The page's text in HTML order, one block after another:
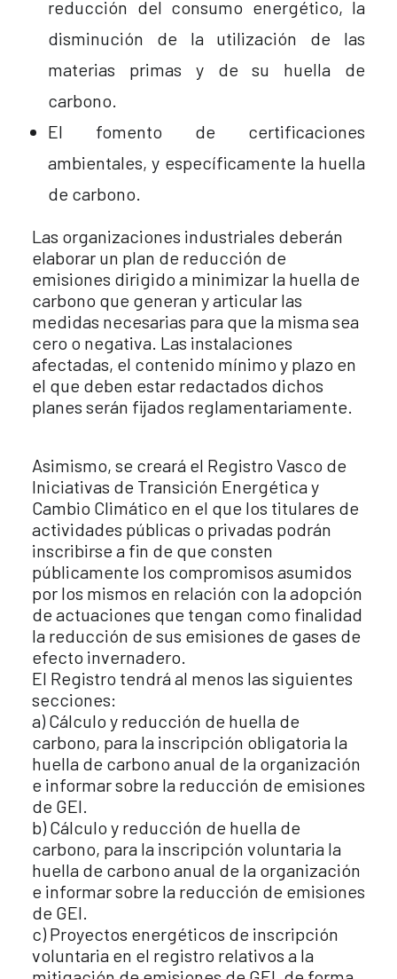
reducción del consumo energético, la
disminución de la utilización de las
materias primas y de su huella de
carbono.
El fomento de certificaciones
ambientales, y específicamente la huella
de carbono.
Las organizaciones industriales deberán
elaborar un plan de reducción de
emisiones dirigido a minimizar la huella de
carbono que generan y articular las
medidas necesarias para que la misma sea
cero o negativa. Las instalaciones
afectadas, el contenido mínimo y plazo en
el que deben estar redactados dichos
planes serán fijados reglamentariamente.
Asimismo, se creará el Registro Vasco de
Iniciativas de Transición Energética y
Cambio Climático en el que los titulares de
actividades públicas o privadas podrán
inscribirse a fin de que consten
públicamente los compromisos asumidos
por los mismos en relación con la adopción
de actuaciones que tengan como finalidad
la reducción de sus emisiones de gases de
efecto invernadero.
El Registro tendrá al menos las siguientes
secciones:
a) Cálculo y reducción de huella de
carbono, para la inscripción obligatoria la
huella de carbono anual de la organización
e informar sobre la reducción de emisiones
de GEI.
b) Cálculo y reducción de huella de
carbono, para la inscripción voluntaria la
huella de carbono anual de la organización
e informar sobre la reducción de emisiones
de GEI.
c) Proyectos energéticos de inscripción
voluntaria en el registro relativos a la